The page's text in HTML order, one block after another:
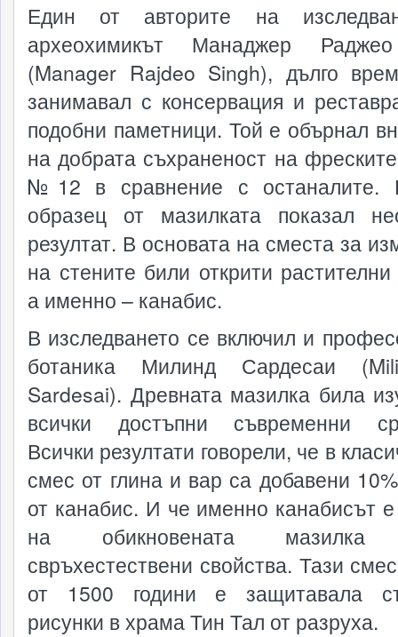
Един от авторите на
археохимикът Манаджер
(Manager Rajdeo Singh), дълго
занимавал с консервация и
подобни паметници. Той е обърнал
на добрата съхраненост на
№12 в сравнение с останалите.
образец от мазилката показал
резултат. В основата на сместа за
на стените били открити растителни
а именно – канабис.
В изследването се включил и
ботаника Милинд Сардесаи
Sardesai). Древната мазилка била
всички достъпни съвременни
Всички резултати говорели, че в
смес от глина и вар са добавени
от канабис. И че именно канабисът
на обикновената мазилка
свръхестествени свойства. Тази
от 1500 години е защитавала
рисунки в храма Тин Тал от разруха.